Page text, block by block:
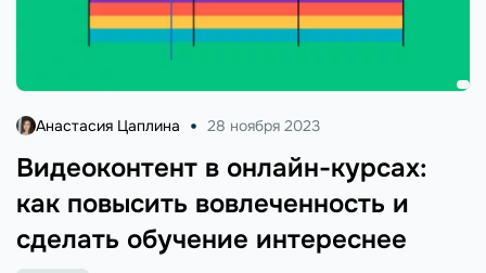
Видеоконтент в онлайн-курсах:
как повысить вовлеченность и
сделать обучение интереснее
Анастасия Цаплина 28 ноября 2023